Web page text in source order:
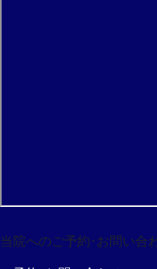
当院へのご予約･ お問い合